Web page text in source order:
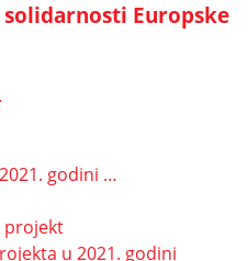
Europske
godini …
projekt